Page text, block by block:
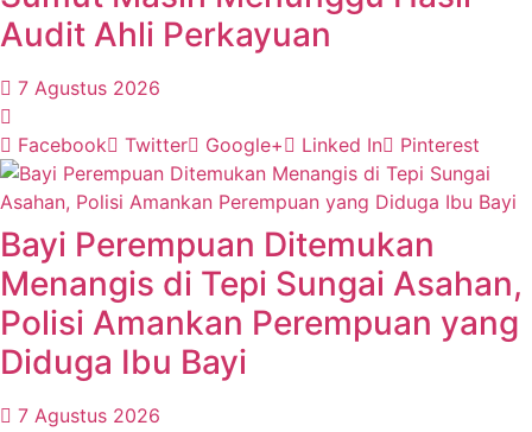
Audit Ahli Perkayuan
7 Agustus 2026
Facebook Twitter Google+ Linked In Pinterest
Bayi Perempuan Ditemukan
Menangis di Tepi Sungai Asahan,
Polisi Amankan Perempuan yang
Diduga Ibu Bayi
7 Agustus 2026